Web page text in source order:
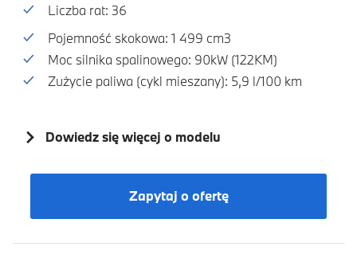
Liczba rat: 36
Pojemność skokowa: 1 499 cm3
Moc silnika spalinowego: 90kW (122KM)
Zużycie paliwa (cykl mieszany): 5,9 l/100 km
Dowiedz się więcej o modelu
Zapytaj o ofertę